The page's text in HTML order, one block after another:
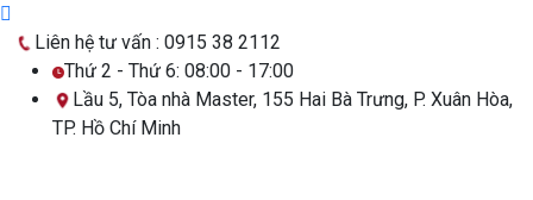
Liên hệ tư vấn : 0915 38 2112
Thứ 2 - Thứ 6: 08:00 - 17:00
Lầu 5, Tòa nhà Master, 155 Hai Bà Trưng, P. Xuân Hòa,
TP. Hồ Chí Minh